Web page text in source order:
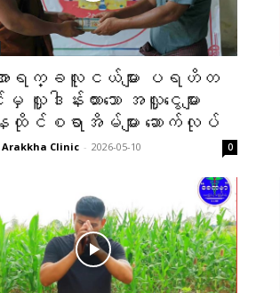
ာရက္ခလူငယ်များ ပရဟိတ
လှူဒါန်းထားသော အလှူငွေများ
ေထိုင်စရာအိမ်များ ဆောက်လုပ်
Clinic - 2026-05-10 0